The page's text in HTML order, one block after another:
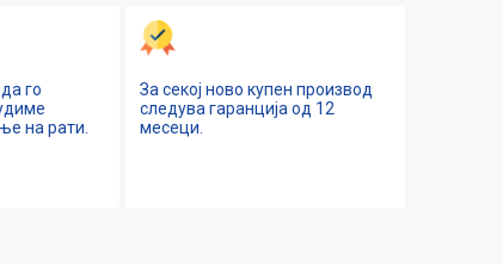
го
на рати.
За секој ново купен производ
следува гаранција од 12
месеци.